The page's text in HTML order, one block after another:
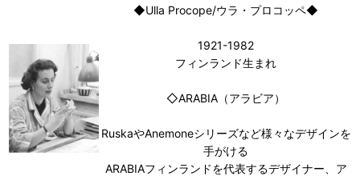
◆Ulla Procope/ウラ・プロコッペ◆
1921-1982
フィンランド生まれ
◇ARABIA（アラビア）
RuskaやAnemoneシリーズなど様々なデザインを
手がける
ARABIAフィンランドを代表するデザイナー、ア